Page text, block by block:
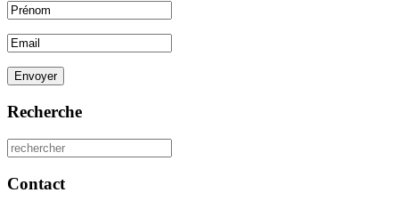
Envoyer
Recherche
Contact